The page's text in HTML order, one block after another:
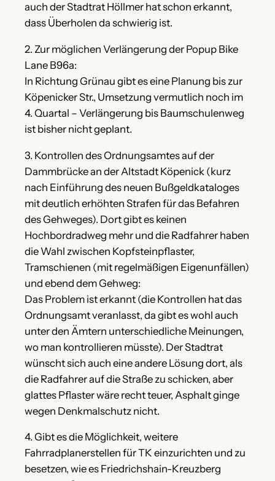
auch der Stadtrat Höllmer hat schon erkannt,
dass Überholen da schwierig ist.
2. Zur möglichen Verlängerung der Popup Bike
Lane B96a:
In Richtung Grünau gibt es eine Planung bis zur
Köpenicker Str., Umsetzung vermutlich noch im
4. Quartal – Verlängerung bis Baumschulenweg
ist bisher nicht geplant.
3. Kontrollen des Ordnungsamtes auf der
Dammbrücke an der Altstadt Köpenick (kurz
nach Einführung des neuen Bußgeldkataloges
mit deutlich erhöhten Strafen für das Befahren
des Gehweges). Dort gibt es keinen
Hochbordradweg mehr und die Radfahrer haben
die Wahl zwischen Kopfsteinpflaster,
Tramschienen (mit regelmäßigen Eigenunfällen)
und ebend dem Gehweg:
Das Problem ist erkannt (die Kontrollen hat das
Ordnungsamt veranlasst, da gibt es wohl auch
unter den Ämtern unterschiedliche Meinungen,
wo man kontrollieren müsste). Der Stadtrat
wünscht sich auch eine andere Lösung dort, als
die Radfahrer auf die Straße zu schicken, aber
glattes Pflaster wäre recht teuer, Asphalt ginge
wegen Denkmalschutz nicht.
4. Gibt es die Möglichkeit, weitere
Fahrradplanerstellen für TK einzurichten und zu
besetzen, wie es Friedrichshain-Kreuzberg